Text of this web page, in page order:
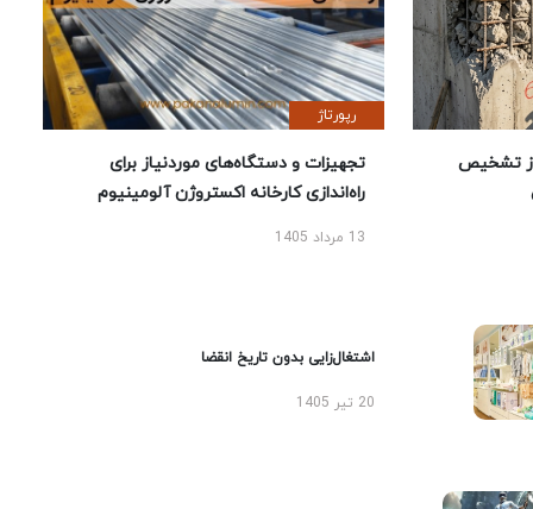
تشخیص
رپورتاژ
تجهیزات و دستگاه‌های موردنیاز برای
راه‌اندازی کارخانه اکستروژن آلومینیوم
13 مرداد 1405
اشتغال‌زایی بدون تاریخ انقضا
20 تیر 1405